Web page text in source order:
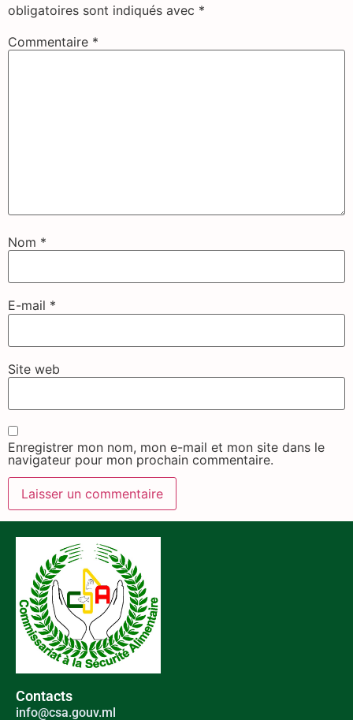
obligatoires sont indiqués avec *
Commentaire *
Nom *
E-mail *
Site web
Enregistrer mon nom, mon e-mail et mon site dans le
navigateur pour mon prochain commentaire.
Contacts
info@csa.gouv.ml